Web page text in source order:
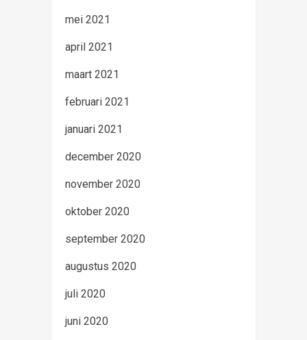
mei 2021
april 2021
maart 2021
februari 2021
januari 2021
december 2020
november 2020
oktober 2020
september 2020
augustus 2020
juli 2020
juni 2020